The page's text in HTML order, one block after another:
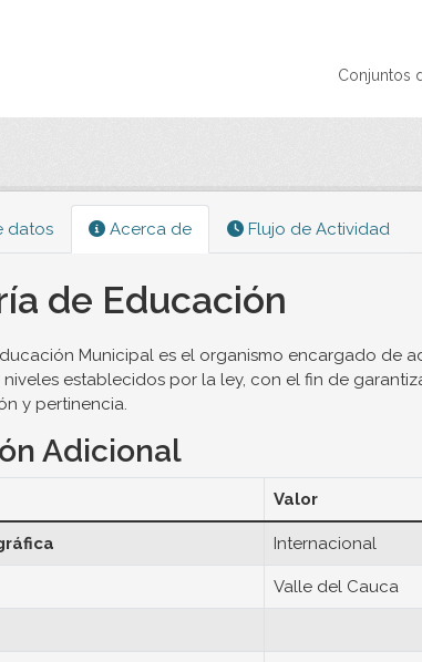
Conjuntos
datos Acerca de Flujo de Actividad
de Educación
Municipal es el organismo encargado de
establecidos por la ley, con el fin de
y pertinencia.
Adicional
Valor
Internacional
Valle del Cauca